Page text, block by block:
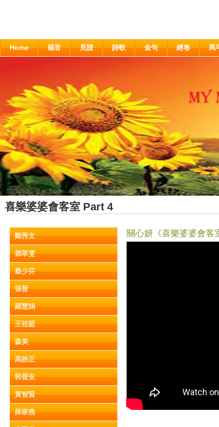
Home 福音 見證 詩歌 金句 經卷 馬
喜樂婆婆會客室 Part 4
鄭秀文
鄧萃雯
蔡少芬
張晉
羅慧娟
王祖藍
森美
高皓正
郭晉安
黃智賢
薛家燕
關心妍《喜樂婆婆會客